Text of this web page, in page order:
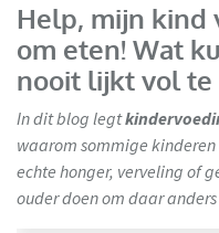
Help, mijn kind
om eten! Wat
nooit lijkt vol te
In dit blog legt
waarom sommige
echte honger, verveling of
ouder doen om daar